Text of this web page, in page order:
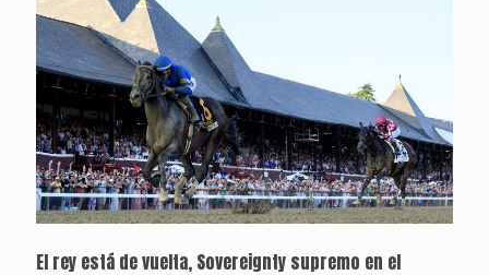
El rey está de vuelta, Sovereignty supremo en el